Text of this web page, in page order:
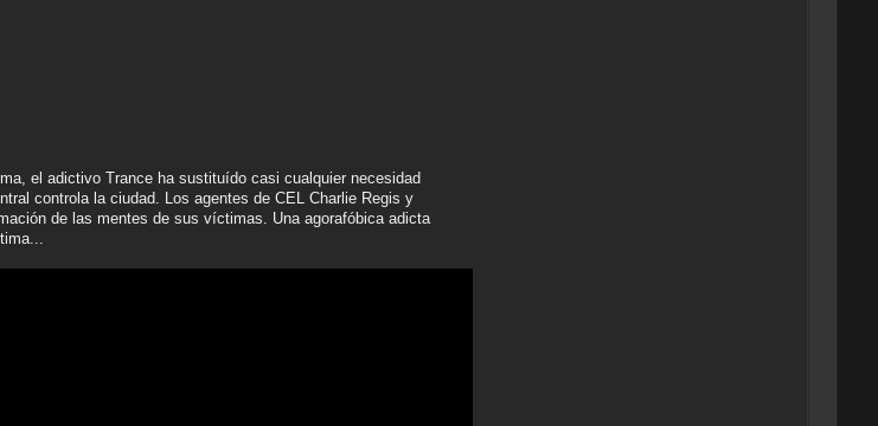
el adictivo Trance ha sustituído casi cualquier necesidad
controla la ciudad. Los agentes de CEL Charlie Regis y
de las mentes de sus víctimas. Una agorafóbica adicta